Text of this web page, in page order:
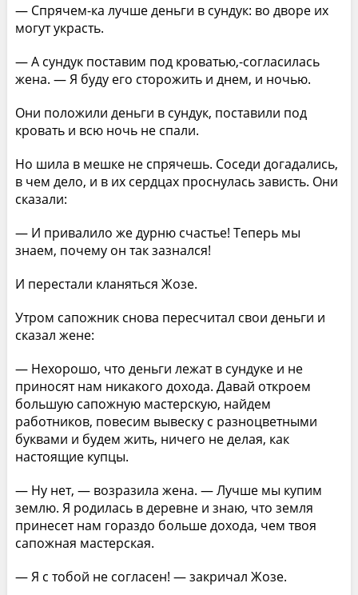
— Спрячем-ка лучше деньги в сундук: во дворе их
могут украсть.
— А сундук поставим под кроватью,-согласилась
жена. — Я буду его сторожить и днем, и ночью.
Они положили деньги в сундук, поставили под
кровать и всю ночь не спали.
Но шила в мешке не спрячешь. Соседи догадались,
в чем дело, и в их сердцах проснулась зависть. Они
сказали:
— И привалило же дурню счастье! Теперь мы
знаем, почему он так зазнался!
И перестали кланяться Жозе.
Утром сапожник снова пересчитал свои деньги и
сказал жене:
— Нехорошо, что деньги лежат в сундуке и не
приносят нам никакого дохода. Давай откроем
большую сапожную мастерскую, найдем
работников, повесим вывеску с разноцветными
буквами и будем жить, ничего не делая, как
настоящие купцы.
— Ну нет, — возразила жена. — Лучше мы купим
землю. Я родилась в деревне и знаю, что земля
принесет нам гораздо больше дохода, чем твоя
сапожная мастерская.
— Я с тобой не согласен! — закричал Жозе.